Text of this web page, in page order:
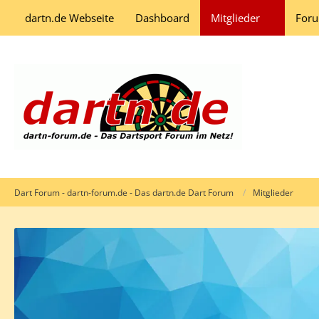
dartn.de Webseite Dashboard Mitglieder
Dart Forum - dartn-forum.de - Das dartn.de Dart Forum Mitglieder